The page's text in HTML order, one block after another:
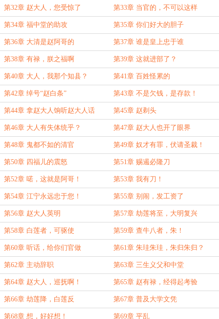
第32章 赵大人，您受惊了 第33章 当官的，不可以这样
第34章 福中堂的助攻 第35章 你们好大的胆子
第36章 大清是赵阿哥的 第37章 谁是皇上忠于谁
第38章 有禄，朕之福啊 第39章 这就进部了？
第40章 大人，我那个知县？ 第41章 百姓怪累的
第42章 绰号“赵白条” 第43章 不是欠钱，是存款！
第44章 拿赵大人饷听赵大人话 第45章 赵剃头
第46章 大人有失体统乎？ 第47章 赵大人也开了眼界
第48章 鬼都不如的清官 第49章 奴才有罪，伏请圣裁！
第50章 四福儿的震怒 第51章 赐遏必隆刀
第52章 喏，这就是阿哥！ 第53章 我有刀！
第54章 江宁永远忠于您！ 第55章 别闹，发工资了
第56章 赵大人英明 第57章 劫莲将至，大明复兴
第58章 白莲者，可驱使 第59章 查牛八者，朱！
第60章 听话，给你们官做 第61章 朱珪朱珪，朱归朱归？
第62章 主动辞职 第63章 三生义父和中堂
第64章 赵大人，巡抚啊！ 第65章 赵有禄，经得起考验
第66章 劫莲降，白莲反 第67章 普及大学文凭
第68章 想，好好想！ 第69章 平乱